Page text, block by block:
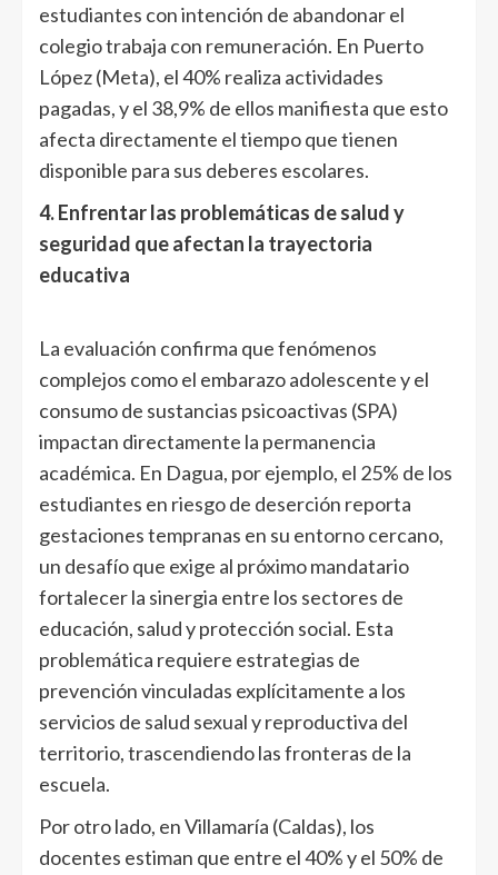
estudiantes con intención de abandonar el
colegio trabaja con remuneración. En Puerto
López (Meta), el 40% realiza actividades
pagadas, y el 38,9% de ellos manifiesta que esto
afecta directamente el tiempo que tienen
disponible para sus deberes escolares.
4. Enfrentar las problemáticas de salud y
seguridad que afectan la trayectoria
educativa
La evaluación confirma que fenómenos
complejos como el embarazo adolescente y el
consumo de sustancias psicoactivas (SPA)
impactan directamente la permanencia
académica. En Dagua, por ejemplo, el 25% de los
estudiantes en riesgo de deserción reporta
gestaciones tempranas en su entorno cercano,
un desafío que exige al próximo mandatario
fortalecer la sinergia entre los sectores de
educación, salud y protección social. Esta
problemática requiere estrategias de
prevención vinculadas explícitamente a los
servicios de salud sexual y reproductiva del
territorio, trascendiendo las fronteras de la
escuela.
Por otro lado, en Villamaría (Caldas), los
docentes estiman que entre el 40% y el 50% de